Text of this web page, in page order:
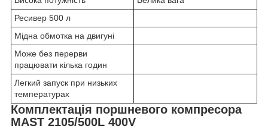
Ресивер 500 л
Мідна обмотка на двигуні
Може без перерви
працювати кілька годин
Легкий запуск при низьких
температурах
Комплектація поршневого компресора
MAST 2105/500L 400V